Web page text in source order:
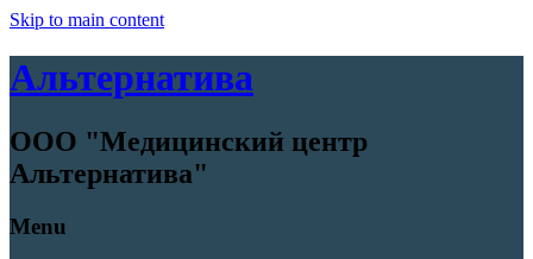
Skip to main content
Альтернатива
ООО "Медицинский центр
Альтернатива"
Menu